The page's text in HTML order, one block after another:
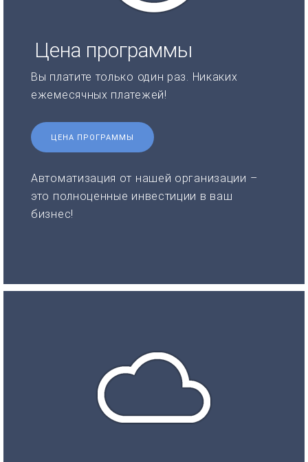
Цена программы
Вы платите только один раз. Никаких
ежемесячных платежей!
ЦЕНА ПРОГРАММЫ
Автоматизация от нашей организации –
это полноценные инвестиции в ваш
бизнес!